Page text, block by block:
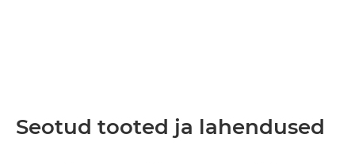
Seotud tooted ja lahendused